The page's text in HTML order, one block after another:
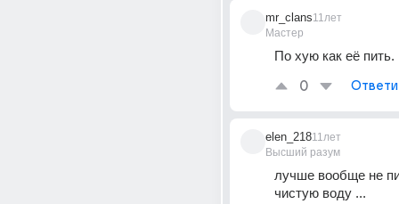
mr_clans
Мастер
11лет
По хую как её пить.
0
elen_218
Высший разум
11лет
лучше вообще не
чистую воду ...